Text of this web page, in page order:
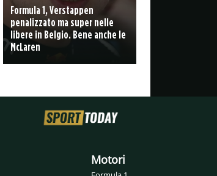
Formula 1, Verstappen
penalizzato ma super nelle
libere in Belgio. Bene anche le
McLaren
Motori